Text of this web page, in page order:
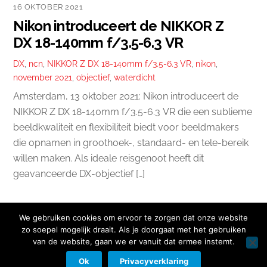
16 OKTOBER 2021
Nikon introduceert de NIKKOR Z
DX 18-140mm f/3.5-6.3 VR
DX, ncn, NIKKOR Z DX 18-140mm f/3.5-6.3 VR, nikon,
november 2021,objectief,waterdicht
Amsterdam, 13 oktober 2021: Nikon introduceert de
NIKKOR Z DX 18-140mm f/3.5-6.3 VR die een sublieme
beeldkwaliteit en flexibiliteit biedt voor beeldmakers
die opnamen in groothoek-, standaard- en tele-bereik
willen maken. Als ideale reisgenoot heeft dit
geavanceerde DX-objectief […]
Copyright © 2026 Nikon Club Nederland |Cookies|Privacy Beleid
FacebookInstagramTwitterLinkedIn
We gebruiken cookies om ervoor te zorgen dat onze website
zo soepel mogelijk draait. Als je doorgaat met het gebruiken
van de website, gaan we er vanuit dat ermee instemt.
Ok Privacyverklaring